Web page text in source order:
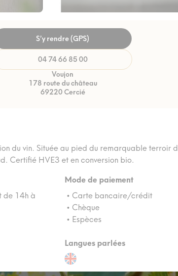
S’y rendre (GPS)
04 74 66 85 00
Voujon
178 route du château
69220 Cercié
du vin. Située au pied du remarquable
Certifié HVE3 et en conversion bio.
de 14h à
Mode de paiement
• Carte bancaire/crédit
• Chèque
• Espèces
Langues parlées